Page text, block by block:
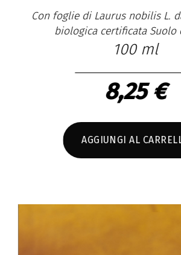
Con foglie di Laurus nobilis L.
biologica certificata Suolo
100 ml
8,25 €
AGGIUNGI AL